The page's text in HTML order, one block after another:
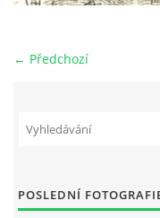
Tento projekt je
← Předchozí
POSLEDNÍ